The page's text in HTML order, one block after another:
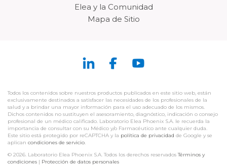
Elea y la Comunidad
Mapa de Sitio
Todos los contenidos sobre nuestros productos publicados en este sitio web, están
exclusivamente destinados a satisfacer las necesidades de los profesionales de la
salud y a brindar una mayor información para el uso adecuado de los mismos.
Dichos contenidos no sustituyen el asesoramiento, diagnóstico, indicación o consejo
profesional de un médico calificado. Laboratorio Elea Phoenix S.A. le recuerda la
importancia de consultar con su Médico y/o Farmacéutico ante cualquier duda.
Este sitio está protegido por reCAPTCHA y la política de privacidad de Google y se
aplican condiciones de servicio.
© 2026. Laboratorio Elea Phoenix S.A. Todos los derechos reservadosTérminos y
condiciones | Protección de datos personales